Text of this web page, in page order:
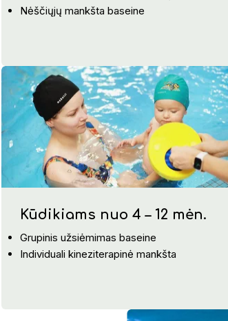
Nėščiųjų mankšta baseine
Kūdikiams nuo 4 – 12 mėn.
Grupinis užsiėmimas baseine
Individuali kineziterapinė mankšta